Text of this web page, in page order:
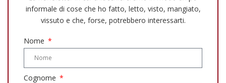
informale di cose che ho fatto, letto, visto, mangiato,
vissuto e che, forse, potrebbero interessarti.
Nome
Cognome